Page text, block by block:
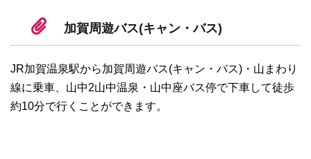
加賀周遊バス(キャン・バス)
JR加賀温泉駅から加賀周遊バス(キャン・バス)・山まわり
線に乗車、山中2山中温泉・山中座バス停で下車して徒歩
約10分で行くことができます。